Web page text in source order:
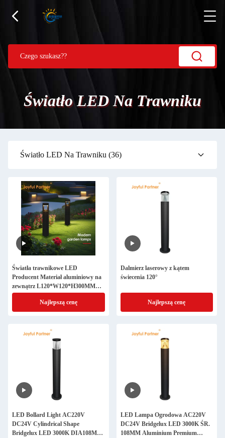
Światło LED Na Trawniku
Światło LED Na Trawniku (36)
Światła trawnikowe LED
Producent Materiał aluminiowy na
zewnątrz L120*W120*H300MM
IP65 wodoodporny nadaje się do
ogrodniczych społeczności
Najlepszą cenę
Dalmierz laserowy z kątem
świecenia 120°
Najlepszą cenę
LED Bollard Light AC220V
DC24V Cylindrical Shape
Bridgelux LED 3000K DIA108MM
LED Lampa Ogrodowa AC220V
DC24V Bridgelux LED 3000K ŚR.
108MM Aluminium Premium